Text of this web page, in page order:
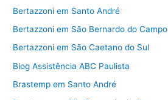
Bertazzoni em Santo André
Bertazzoni em São Bernardo do Campo
Bertazzoni em São Caetano do Sul
Blog Assistência ABC Paulista
Brastemp em Santo André